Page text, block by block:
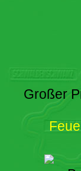
Großer